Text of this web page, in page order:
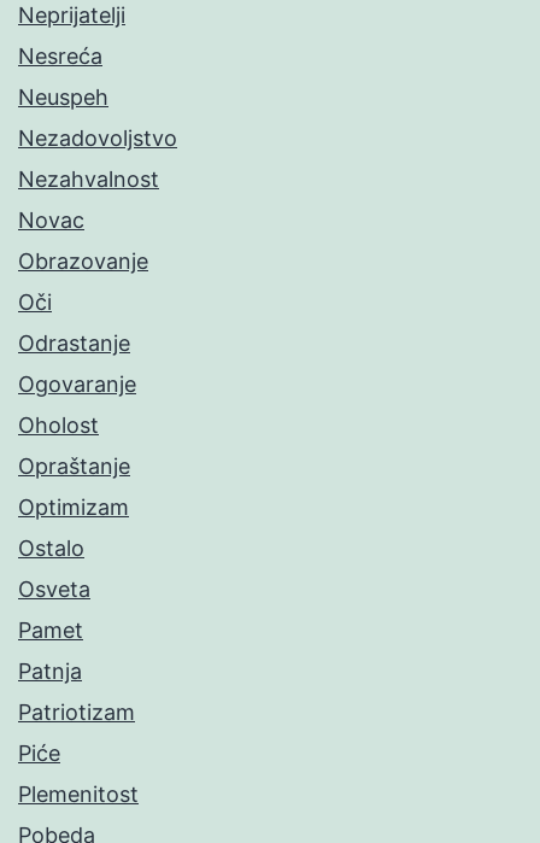
Neprijatelji
Nesreća
Neuspeh
Nezadovoljstvo
Nezahvalnost
Novac
Obrazovanje
Oči
Odrastanje
Ogovaranje
Oholost
Opraštanje
Optimizam
Ostalo
Osveta
Pamet
Patnja
Patriotizam
Piće
Plemenitost
Pobeda